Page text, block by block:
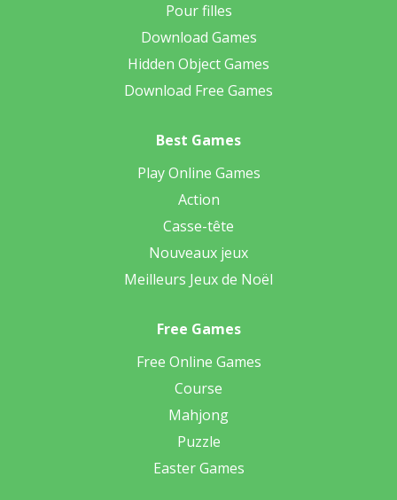
Pour filles
Download Games
Hidden Object Games
Download Free Games
Best Games
Play Online Games
Action
Casse-tête
Nouveaux jeux
Meilleurs Jeux de Noël
Free Games
Free Online Games
Course
Mahjong
Puzzle
Easter Games